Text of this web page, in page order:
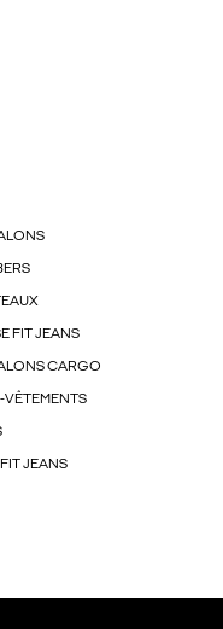
FIT JEANS
CARGO
VÊTEMENTS
JEANS